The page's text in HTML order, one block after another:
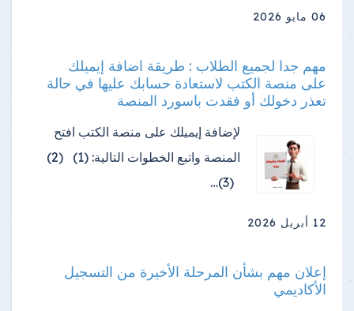
06 مايو 2026
مهم جدا لجميع الطلاب : طريقة اضافة إيميلك
على منصة الكتب لاستعادة حسابك عليها في حالة
تعذر دخولك أو فقدت باسورد المنصة
لإضافة إيميلك على منصة الكتب افتح
المنصة واتبع الخطوات التالية: (1) (2)
(3)…
12 أبريل 2026
إعلان مهم بشأن المرحلة الأخيرة من التسجيل
الأكاديمي